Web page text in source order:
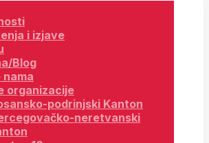
i izjave
Blog
nama
organizacije
podrinjski Kanton
neretvanski